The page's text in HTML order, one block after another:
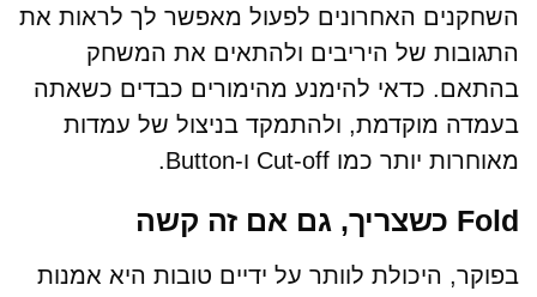
השחקנים האחרונים לפעול מאפשר לך לראות את
התגובות של היריבים ולהתאים את המשחק
בהתאם. כדאי להימנע מהימורים כבדים כשאתה
בעמדה מוקדמת, ולהתמקד בניצול של עמדות
מאוחרות יותר כמו Cut-off ו-Button.
Fold כשצריך, גם אם זה קשה
בפוקר, היכולת לוותר על ידיים טובות היא אמנות